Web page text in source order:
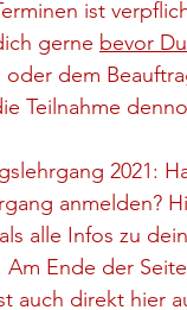
ist
gerne bevor
oder dem
Teilnahme
2021:
anmelden?
alle Infos zu
Am Ende der
auch direkt hier